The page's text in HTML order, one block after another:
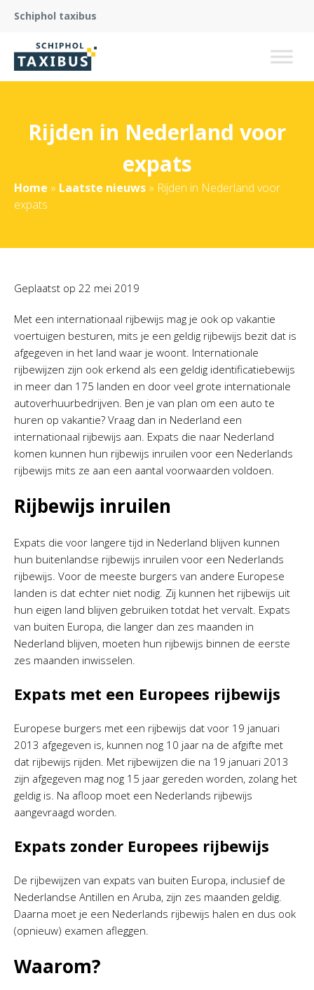
Schiphol taxibus
Rijden in Nederland voor
expats
Home » Laatste nieuws » Rijden in Nederland voor
expats
Geplaatst op 22 mei 2019
Met een internationaal rijbewijs mag je ook op vakantie
voertuigen besturen, mits je een geldig rijbewijs bezit dat is
afgegeven in het land waar je woont. Internationale
rijbewijzen zijn ook erkend als een geldig identificatiebewijs
in meer dan 175 landen en door veel grote internationale
autoverhuurbedrijven. Ben je van plan om een auto te
huren op vakantie? Vraag dan in Nederland een
internationaal rijbewijs aan. Expats die naar Nederland
komen kunnen hun rijbewijs inruilen voor een Nederlands
rijbewijs mits ze aan een aantal voorwaarden voldoen.
Rijbewijs inruilen
Expats die voor langere tijd in Nederland blijven kunnen
hun buitenlandse rijbewijs inruilen voor een Nederlands
rijbewijs. Voor de meeste burgers van andere Europese
landen is dat echter niet nodig. Zij kunnen het rijbewijs uit
hun eigen land blijven gebruiken totdat het vervalt. Expats
van buiten Europa, die langer dan zes maanden in
Nederland blijven, moeten hun rijbewijs binnen de eerste
zes maanden inwisselen.
Expats met een Europees rijbewijs
Europese burgers met een rijbewijs dat voor 19 januari
2013 afgegeven is, kunnen nog 10 jaar na de afgifte met
dat rijbewijs rijden. Met rijbewijzen die na 19 januari 2013
zijn afgegeven mag nog 15 jaar gereden worden, zolang het
geldig is. Na afloop moet een Nederlands rijbewijs
aangevraagd worden.
Expats zonder Europees rijbewijs
De rijbewijzen van expats van buiten Europa, inclusief de
Nederlandse Antillen en Aruba, zijn zes maanden geldig.
Daarna moet je een Nederlands rijbewijs halen en dus ook
(opnieuw) examen afleggen.
Waarom?